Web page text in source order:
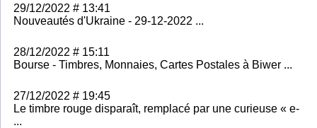
29/12/2022 # 13:41
Nouveautés d'Ukraine - 29-12-2022 ...
28/12/2022 # 15:11
Bourse - Timbres, Monnaies, Cartes Postales à Biwer ...
27/12/2022 # 19:45
Le timbre rouge disparaît, remplacé par une curieuse « e-
...